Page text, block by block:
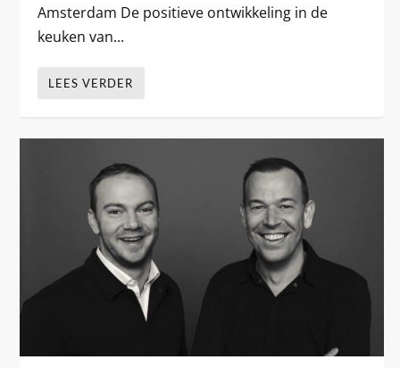
Amsterdam De positieve ontwikkeling in de
keuken van...
LEES VERDER